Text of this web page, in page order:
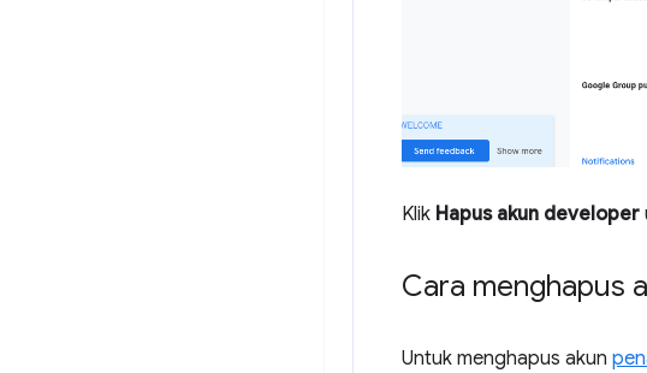
Klik Hapus akun developer
Cara menghapus
Untuk menghapus akun